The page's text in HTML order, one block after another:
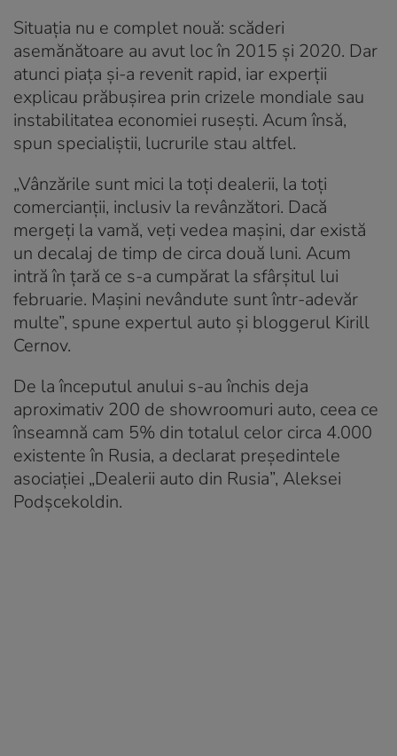
Situația nu e complet nouă: scăderi
asemănătoare au avut loc în 2015 și 2020. Dar
atunci piața și-a revenit rapid, iar experții
explicau prăbușirea prin crizele mondiale sau
instabilitatea economiei rusești. Acum însă,
spun specialiștii, lucrurile stau altfel.
„Vânzările sunt mici la toți dealerii, la toți
comercianții, inclusiv la revânzători. Dacă
mergeți la vamă, veți vedea mașini, dar există
un decalaj de timp de circa două luni. Acum
intră în țară ce s-a cumpărat la sfârșitul lui
februarie. Mașini nevândute sunt într-adevăr
multe”, spune expertul auto și bloggerul Kirill
Cernov.
De la începutul anului s-au închis deja
aproximativ 200 de showroomuri auto, ceea ce
înseamnă cam 5% din totalul celor circa 4.000
existente în Rusia, a declarat președintele
asociației „Dealerii auto din Rusia”, Aleksei
Podșcekoldin.